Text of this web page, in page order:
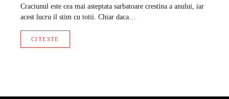
Craciunul este cea mai asteptata sarbatoare crestina a anului, iar
acest lucru il stim cu totii. Chiar daca…
CITESTE